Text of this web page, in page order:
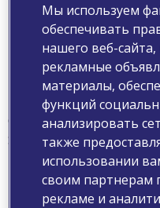
500
Oops, Something went
Server Error 500. We
problem. Please try at a
Go Back
Мы используем
обеспечивать
нашего веб-
рекламные
материалы,
функций
анализировать
также
использовании
своим партнерам
рекламе и